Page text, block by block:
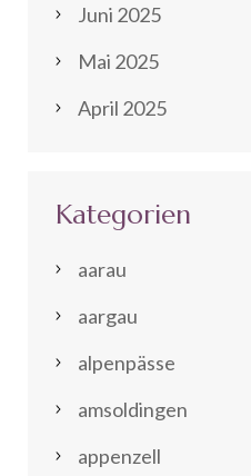
Juni 2025
Mai 2025
April 2025
Kategorien
aarau
aargau
alpenpässe
amsoldingen
appenzell